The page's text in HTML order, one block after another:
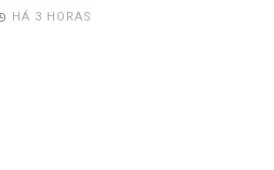
HÁ 3 HORAS